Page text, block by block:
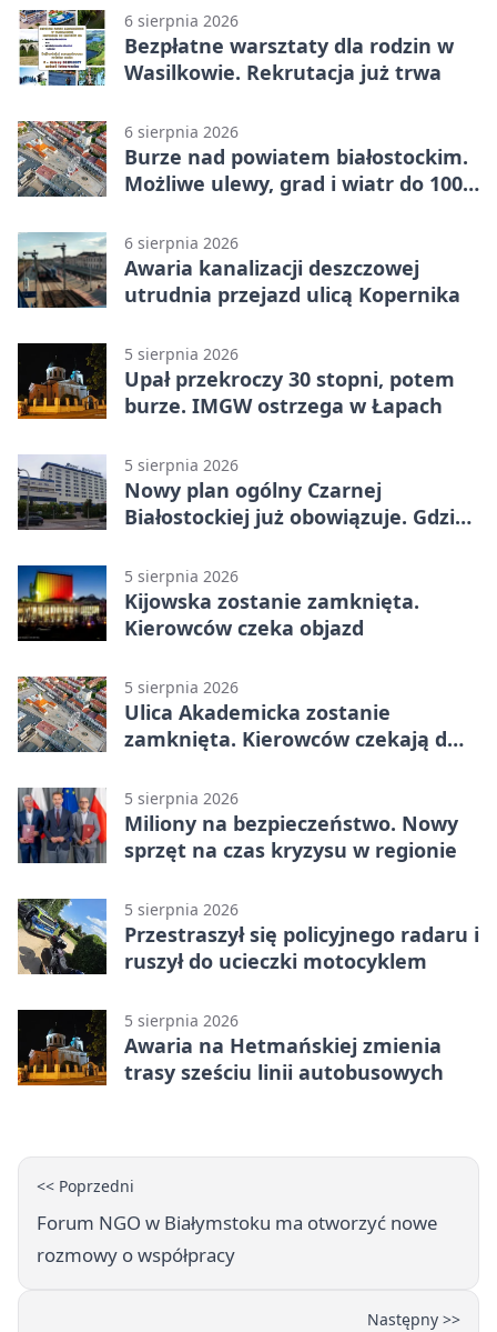
6 sierpnia 2026
Bezpłatne warsztaty dla rodzin w
Wasilkowie. Rekrutacja już trwa
6 sierpnia 2026
Burze nad powiatem białostockim.
Możliwe ulewy, grad i wiatr do 100
6 sierpnia 2026
Awaria kanalizacji deszczowej
utrudnia przejazd ulicą Kopernika
5 sierpnia 2026
Upał przekroczy 30 stopni, potem
burze. IMGW ostrzega w Łapach
5 sierpnia 2026
Nowy plan ogólny Czarnej
Białostockiej już obowiązuje. Gdzie
5 sierpnia 2026
Kijowska zostanie zamknięta.
Kierowców czeka objazd
5 sierpnia 2026
Ulica Akademicka zostanie
zamknięta. Kierowców czekają dwa
5 sierpnia 2026
Miliony na bezpieczeństwo. Nowy
sprzęt na czas kryzysu w regionie
5 sierpnia 2026
Przestraszył się policyjnego radaru i
ruszył do ucieczki motocyklem
5 sierpnia 2026
Awaria na Hetmańskiej zmienia
trasy sześciu linii autobusowych
<< Poprzedni
Forum NGO w Białymstoku ma otworzyć nowe
rozmowy o współpracy
Następny >>